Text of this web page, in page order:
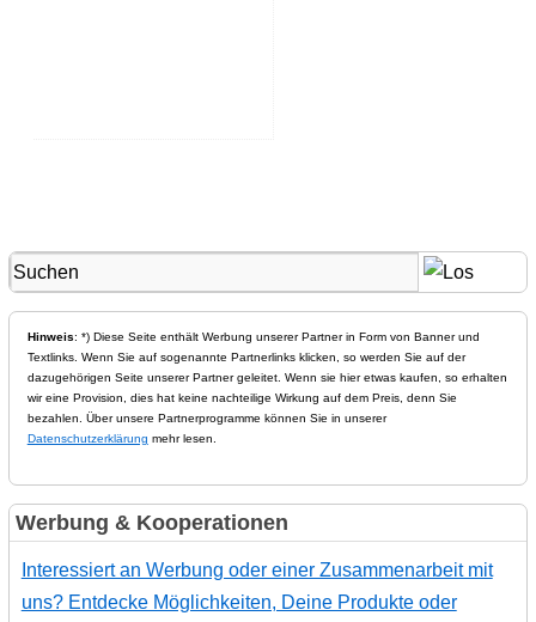
Hinweis: *) Diese Seite enthält Werbung unserer Partner in Form von Banner und
Textlinks. Wenn Sie auf sogenannte Partnerlinks klicken, so werden Sie auf der
dazugehörigen Seite unserer Partner geleitet. Wenn sie hier etwas kaufen, so erhalten
wir eine Provision, dies hat keine nachteilige Wirkung auf dem Preis, denn Sie
bezahlen. Über unsere Partnerprogramme können Sie in unserer
Datenschutzerklärung mehr lesen.
Werbung & Kooperationen
Interessiert an Werbung oder einer Zusammenarbeit mit
uns? Entdecke Möglichkeiten, Deine Produkte oder